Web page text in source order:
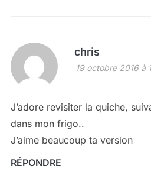
chris
19 octobre 2016 à
J’adore revisiter la quiche,
dans mon frigo..
J’aime beaucoup ta version
RÉPONDRE